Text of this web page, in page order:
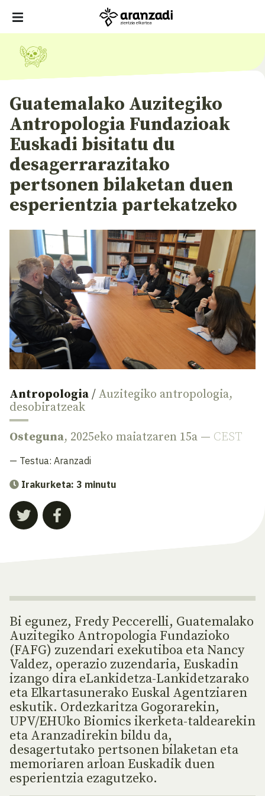
Guatemalako Auzitegiko
Antropologia Fundazioak
Euskadi bisitatu du
desagerrarazitako
pertsonen bilaketan duen
esperientzia partekatzeko
Antropologia / Auzitegiko antropologia,
desobiratzeak
Osteguna, 2025eko maiatzaren 15a — CEST
— Testua: Aranzadi
Irakurketa: 3 minutu
Bi egunez, Fredy Peccerelli, Guatemalako
Auzitegiko Antropologia Fundazioko
(FAFG) zuzendari exekutiboa eta Nancy
Valdez, operazio zuzendaria, Euskadin
izango dira eLankidetza-Lankidetzarako
eta Elkartasunerako Euskal Agentziaren
eskutik. Ordezkaritza Gogorarekin,
UPV/EHUko Biomics ikerketa-taldearekin
eta Aranzadirekin bildu da,
desagertutako pertsonen bilaketan eta
memoriaren arloan Euskadik duen
esperientzia ezagutzeko.